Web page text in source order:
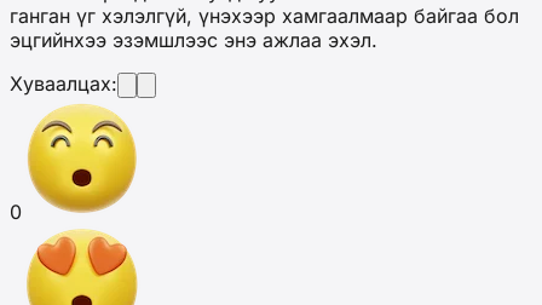
ганган үг хэлэлгүй, үнэхээр хамгаалмаар байгаа бол
эцгийнхээ эзэмшлээс энэ ажлаа эхэл.
Хуваалцах:
0